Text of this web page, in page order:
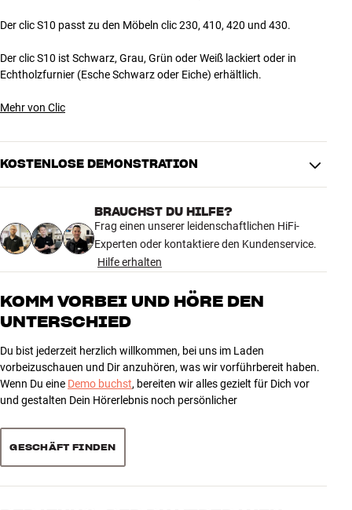
Store Finden
Anmelden
Kundendienst
Der clic S10 passt zu den Möbeln clic 230, 410, 420 und 430.
Der clic S10 ist Schwarz, Grau, Grün oder Weiß lackiert oder in
Echtholzfurnier (Esche Schwarz oder Eiche) erhältlich.
Mehr von Clic
KOSTENLOSE DEMONSTRATION
BRAUCHST DU HILFE?
Frag einen unserer leidenschaftlichen HiFi-
Experten oder kontaktiere den Kundenservice.
Hilfe erhalten
KOMM VORBEI UND HÖRE DEN
UNTERSCHIED
Du bist jederzeit herzlich willkommen, bei uns im Laden
vorbeizuschauen und Dir anzuhören, was wir vorführbereit haben.
Wenn Du eine Demo buchst, bereiten wir alles gezielt für Dich vor
und gestalten Dein Hörerlebnis noch persönlicher
GESCHÄFT FINDEN